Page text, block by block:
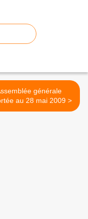
générale
reportée au 28 mai 2009 >